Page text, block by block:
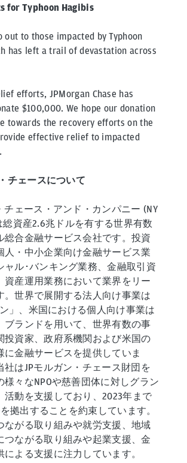
for Typhoon Hagibis
out to those impacted by Typhoon
has left a trail of devastation across
efforts, JPMorgan Chase has
$100,000. We hope our donation
towards the recovery efforts on the
effective relief to impacted
チェースについて
チェース・アンド・カンパニー (NY
総資産2.6兆ドルを有する世界有数
総合金融サービス会社です。投資
人・中小企業向け金融サービス業
ャル･バンキング業務、金融取引資
資産運用業務において業界をリー
。世界で展開する法人向け事業は
ン」、米国における個人向け事業は
ブランドを用いて、世界有数の事
投資家、政府系機関および米国の
に金融サービスを提供していま
社はJPモルガン・チェース財団を
様々なNPOや慈善団体に対しグラン
活動を支援しており、2023年まで
拠出することを約束しています。
ながる取り組みや就労支援、地域
つながる取り組みや起業支援、金
よる支援に注力しています。